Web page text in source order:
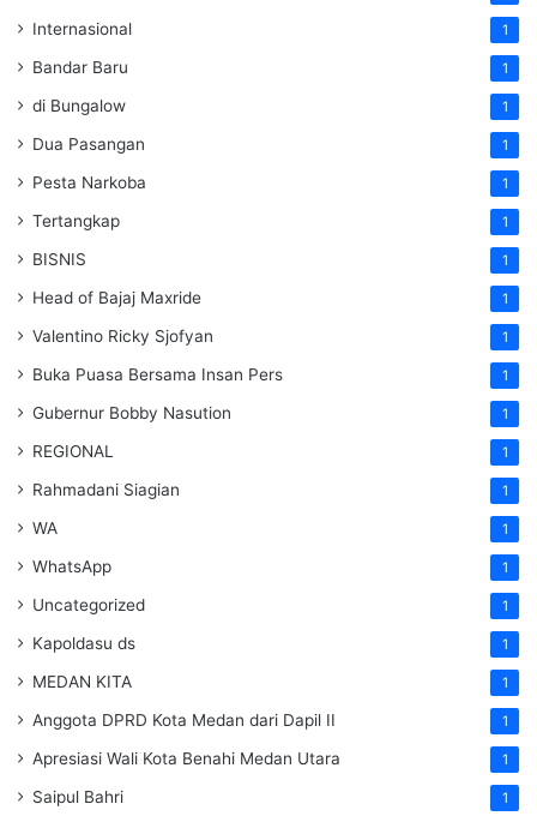
Internasional 1
Bandar Baru 1
di Bungalow 1
Dua Pasangan 1
Pesta Narkoba 1
Tertangkap 1
BISNIS 1
Head of Bajaj Maxride 1
Valentino Ricky Sjofyan 1
Buka Puasa Bersama Insan Pers 1
Gubernur Bobby Nasution 1
REGIONAL 1
Rahmadani Siagian 1
WA 1
WhatsApp 1
Uncategorized 1
Kapoldasu ds 1
MEDAN KITA 1
Anggota DPRD Kota Medan dari Dapil II 1
Apresiasi Wali Kota Benahi Medan Utara 1
Saipul Bahri 1